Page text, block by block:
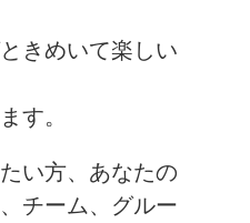
きめいて楽しい
す。
い方、あなたの
チーム、グルー